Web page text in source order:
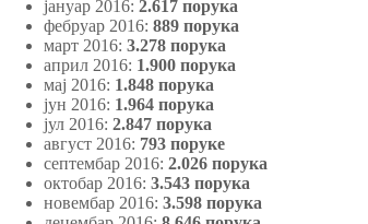
јануар 2016: 2.617 порука
фебруар 2016: 889 порука
март 2016: 3.278 порука
април 2016: 1.900 порука
мај 2016: 1.848 порука
јун 2016: 1.964 порука
јул 2016: 2.847 порука
август 2016: 793 поруке
септембар 2016: 2.026 порука
октобар 2016: 3.543 порука
новембар 2016: 3.598 порука